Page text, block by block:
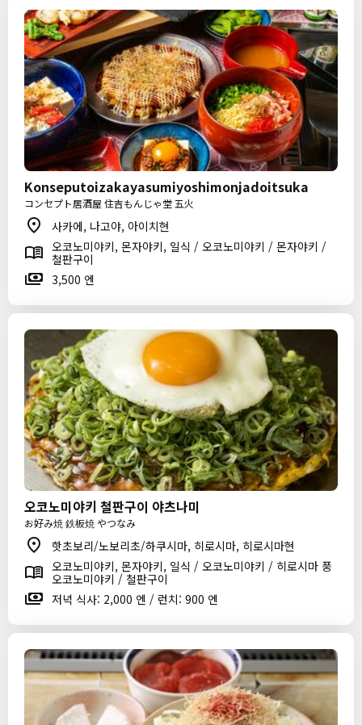
Konseputoizakayasumiyoshimonjadoitsuka
コンセプト居酒屋 住吉もんじゃ堂 五火
사카에, 나고야, 아이치현
오코노미야키, 몬자야키, 일식 / 오코노미야키 / 몬자야키 /
철판구이
3,500 엔
오코노미야키 철판구이 야츠나미
お好み焼 鉄板焼 やつなみ
핫초보리/노보리초/하쿠시마, 히로시마, 히로시마현
오코노미야키, 몬자야키, 일식 / 오코노미야키 / 히로시마 풍
오코노미야키 / 철판구이
저녁 식사: 2,000 엔 / 런치: 900 엔